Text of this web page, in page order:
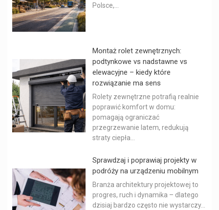
Polsce,...
Montaż rolet zewnętrznych:
podtynkowe vs nadstawne vs
elewacyjne – kiedy które
rozwiązanie ma sens
Rolety zewnętrzne potrafią realnie
poprawić komfort w domu:
pomagają ograniczać
przegrzewanie latem, redukują
straty ciepła...
Sprawdzaj i poprawiaj projekty w
podróży na urządzeniu mobilnym
Branża architektury projektowej to
progres, ruch i dynamika – dlatego
dzisiaj bardzo często nie wystarczy...